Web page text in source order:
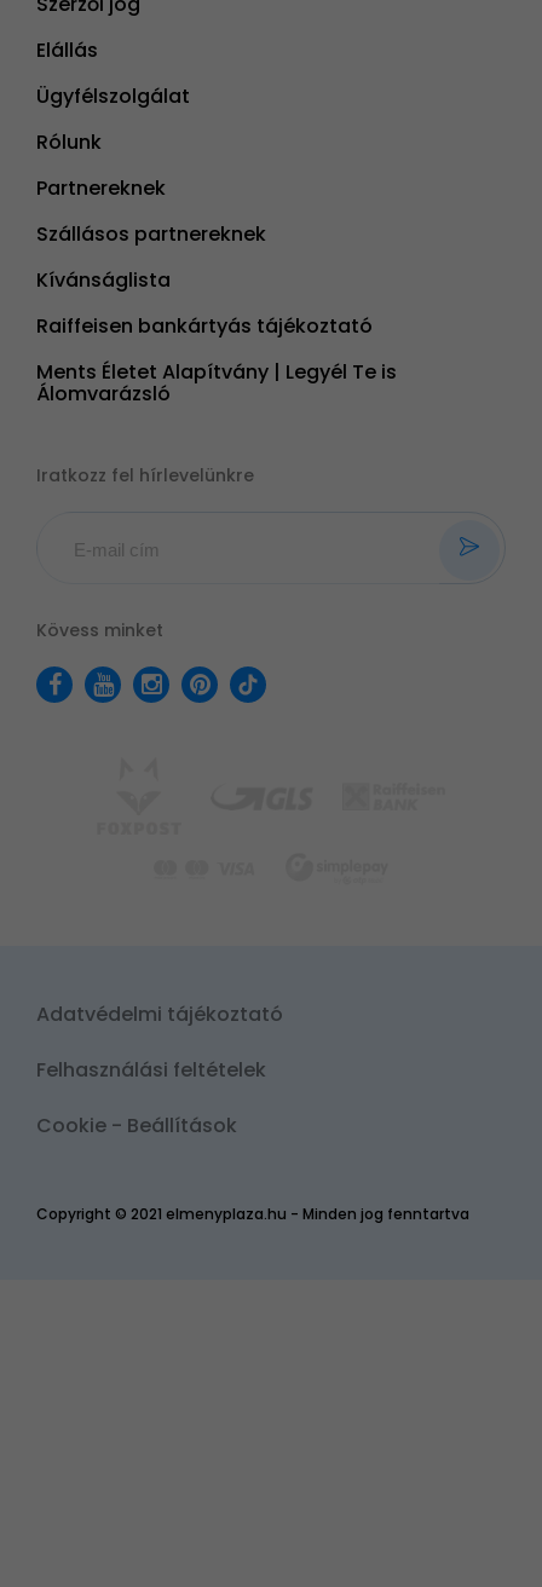
Elállás
Ügyfélszolgálat
Rólunk
Partnereknek
Szállásos partnereknek
Kívánságlista
Raiffeisen bankártyás tájékoztató
Ments Életet Alapítvány | Legyél Te is
Álomvarázsló
Iratkozz fel hírlevelünkre
Kövess minket
Copyright © 2021 elmenyplaza.hu - Minden jog fenntartva
Adatvédelmi tájékoztató
Felhasználási feltételek
Cookie - Beállítások